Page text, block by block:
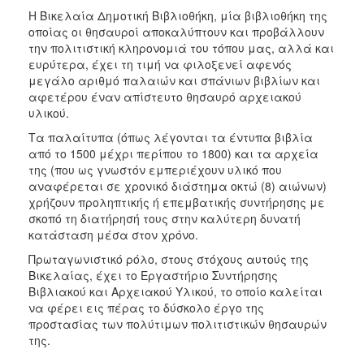
ΠΟΛΙΤΙΣΜΟΣ
ΑΝΘΕΚΤΙΚΗ
ΠΟΛΗ
Η Βικελαία Δημοτική Βιβλιοθήκη, μία βιβλιοθήκη της
οποίας οι θησαυροί αποκαλύπτουν και προβάλλουν
την πολιτιστική κληρονομιά του τόπου μας, αλλά και
ευρύτερα, έχει τη τιμή να φιλοξενεί αφενός
μεγάλο αριθμό παλαιών και σπάνιων βιβλίων και
αφετέρου έναν απίστευτο θησαυρό αρχειακού
υλικού.
Τα παλαίτυπα (όπως λέγονται τα έντυπα βιβλία
από το 1500 μέχρι περίπου το 1800) και τα αρχεία
της (που ως γνωστόν εμπεριέχουν υλικό που
αναφέρεται σε χρονικό διάστημα οκτώ (8) αιώνων)
χρήζουν προληπτικής ή επεμβατικής συντήρησης με
σκοπό τη διατήρησή τους στην καλύτερη δυνατή
κατάσταση μέσα στον χρόνο.
Πρωταγωνιστικό ρόλο, στους στόχους αυτούς της
Βικελαίας, έχει το Εργαστήριο Συντήρησης
Βιβλιακού και Αρχειακού Υλικού, το οποίο καλείται
να φέρει εις πέρας το δύσκολο έργο της
προστασίας των πολύτιμων πολιτιστικών θησαυρών
της.